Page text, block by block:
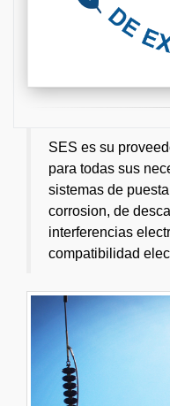
SES es su
para todas sus
sistemas de
corrosion, de
interferencias
compatibilidad